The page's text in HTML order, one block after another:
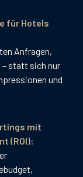
für Hotels
Anfragen,
– statt sich nur
und
mit
(ROI):